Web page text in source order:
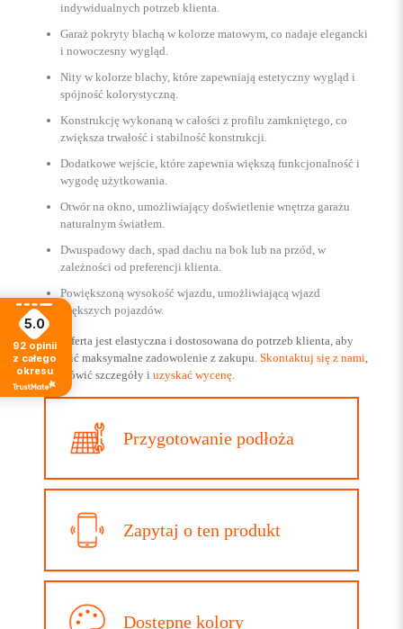
indywidualnych potrzeb klienta.
Garaż pokryty blachą w kolorze matowym, co nadaje elegancki
i nowoczesny wygląd.
Nity w kolorze blachy, które zapewniają estetyczny wygląd i
spójność kolorystyczną.
Konstrukcję wykonaną w całości z profilu zamkniętego, co
zwiększa trwałość i stabilność konstrukcji.
Dodatkowe wejście, które zapewnia większą funkcjonalność i
wygodę użytkowania.
Otwór na okno, umożliwiający doświetlenie wnętrza garażu
naturalnym światłem.
Dwuspadowy dach, spad dachu na bok lub na przód, w
zależności od preferencji klienta.
Powiększoną wysokość wjazdu, umożliwiającą wjazd
większych pojazdów.
Nasza oferta jest elastyczna i dostosowana do potrzeb klienta, aby
zapewnić maksymalne zadowolenie z zakupu. Skontaktuj się z nami,
aby omówić szczegóły i uzyskać wycenę.
Przygotowanie podłoża
Zapytaj o ten produkt
Dostępne kolory
5.0
92 opinii
z całego
okresu